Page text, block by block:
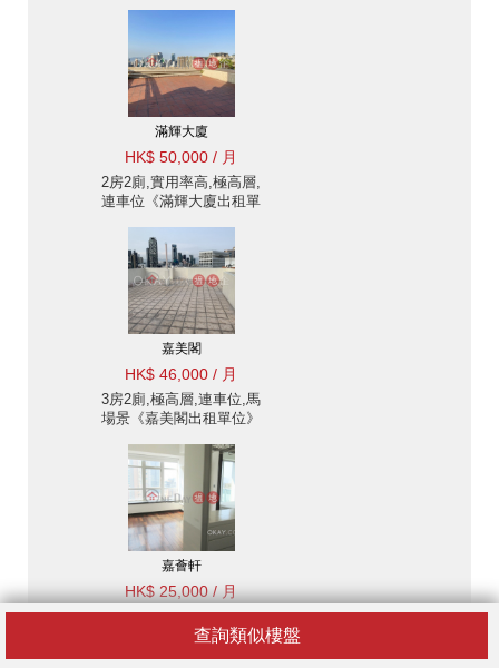
查詢類似樓盤
滿輝大廈
HK$ 50,000 / 月
2房2廁,實用率高,極高層,
連車位《滿輝大廈出租單
嘉美閣
HK$ 46,000 / 月
3房2廁,極高層,連車位,馬
場景《嘉美閣出租單位》
嘉薈軒
HK$ 25,000 / 月
1房1廁,極高層,露台《嘉
薈軒出租單位》